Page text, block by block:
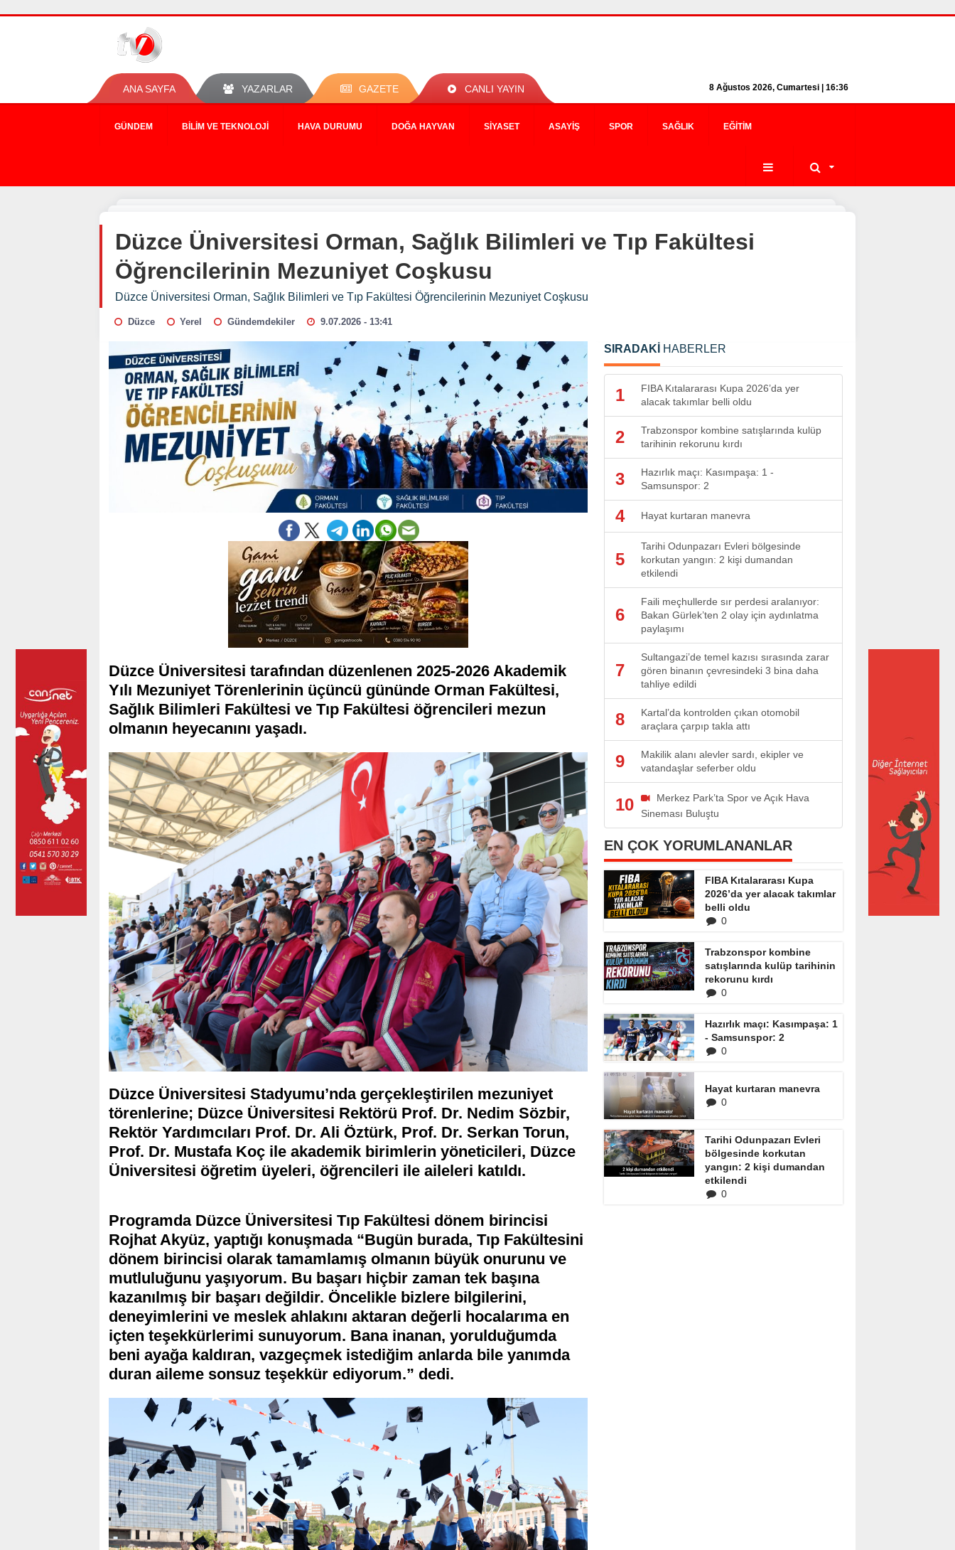
ANA SAYFA YAZARLAR GAZETE CANLI YAYIN 8 Ağustos 2026, Cumartesi | 16:36
GÜNDEM BILIM VE TEKNOLOJI HAVA DURUMU DOĞA HAYVAN SIYASET ASAYIŞ SPOR SAĞLIK EĞITIM
Düzce Üniversitesi Orman, Sağlık Bilimleri ve Tıp Fakültesi
Öğrencilerinin Mezuniyet Coşkusu
Düzce Üniversitesi Orman, Sağlık Bilimleri ve Tıp Fakültesi Öğrencilerinin Mezuniyet Coşkusu
Düzce Yerel Gündemdekiler 9.07.2026 - 13:41
Düzce Üniversitesi tarafından düzenlenen 2025-2026 Akademik
Yılı Mezuniyet Törenlerinin üçüncü gününde Orman Fakültesi,
Sağlık Bilimleri Fakültesi ve Tıp Fakültesi öğrencileri mezun
olmanın heyecanını yaşadı.
Düzce Üniversitesi Stadyumu’nda gerçekleştirilen mezuniyet
törenlerine; Düzce Üniversitesi Rektörü Prof. Dr. Nedim Sözbir,
Rektör Yardımcıları Prof. Dr. Ali Öztürk, Prof. Dr. Serkan Torun,
Prof. Dr. Mustafa Koç ile akademik birimlerin yöneticileri, Düzce
Üniversitesi öğretim üyeleri, öğrencileri ile aileleri katıldı.
Programda Düzce Üniversitesi Tıp Fakültesi dönem birincisi
Rojhat Akyüz, yaptığı konuşmada “Bugün burada, Tıp Fakültesini
dönem birincisi olarak tamamlamış olmanın büyük onurunu ve
mutluluğunu yaşıyorum. Bu başarı hiçbir zaman tek başına
kazanılmış bir başarı değildir. Öncelikle bizlere bilgilerini,
deneyimlerini ve meslek ahlakını aktaran değerli hocalarıma en
içten teşekkürlerimi sunuyorum. Bana inanan, yorulduğumda
beni ayağa kaldıran, vazgeçmek istediğim anlarda bile yanımda
duran aileme sonsuz teşekkür ediyorum.” dedi.
SIRADAKİ HABERLER
1
FIBA Kıtalararası Kupa 2026’da yer
alacak takımlar belli oldu
2
Trabzonspor kombine satışlarında kulüp
tarihinin rekorunu kırdı
3
Hazırlık maçı: Kasımpaşa: 1 -
Samsunspor: 2
4 Hayat kurtaran manevra
5
Tarihi Odunpazarı Evleri bölgesinde
korkutan yangın: 2 kişi dumandan
etkilendi
6
Faili meçhullerde sır perdesi aralanıyor:
Bakan Gürlek’ten 2 olay için aydınlatma
paylaşımı
7
Sultangazi’de temel kazısı sırasında zarar
gören binanın çevresindeki 3 bina daha
tahliye edildi
8
Kartal’da kontrolden çıkan otomobil
araçlara çarpıp takla attı
9
Makilik alanı alevler sardı, ekipler ve
vatandaşlar seferber oldu
10
Merkez Park’ta Spor ve Açık Hava
Sineması Buluştu
EN ÇOK YORUMLANANLAR
FIBA Kıtalararası Kupa
2026’da yer alacak takımlar
belli oldu
0
Trabzonspor kombine
satışlarında kulüp tarihinin
rekorunu kırdı
0
Hazırlık maçı: Kasımpaşa: 1
- Samsunspor: 2
0
Hayat kurtaran manevra
0
Tarihi Odunpazarı Evleri
bölgesinde korkutan
yangın: 2 kişi dumandan
etkilendi
0